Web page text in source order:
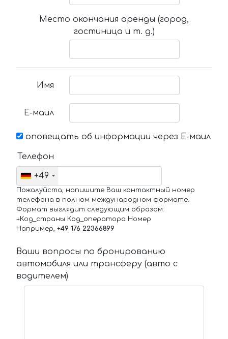
Место окончания аренды (город,
гостиница и т. д.)
Имя
Е-маил
оповещать об информации через Е-маил
Телефон
+49
Пожалуйста, напишите Ваш контактный номер
телефона в полном международном формате.
Формат выглядит следующим образом:
+Код_страны Код_оператора Номер
Например, +49 176 22366899
Ваши вопросы по бронированию
автомобиля или трансферу (авто с
водителем)